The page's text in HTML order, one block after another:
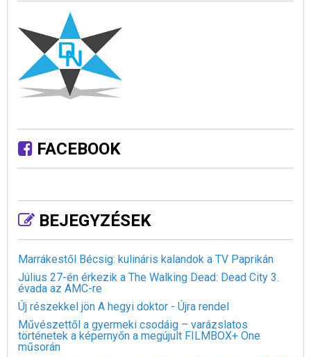
FACEBOOK
BEJEGYZÉSEK
Marrákestől Bécsig: kulináris kalandok a TV Paprikán
Július 27-én érkezik a The Walking Dead: Dead City 3.
évada az AMC-re
Új részekkel jön A hegyi doktor - Újra rendel
Művészettől a gyermeki csodáig – varázslatos
történetek a képernyőn a megújult FILMBOX+ One
műsorán